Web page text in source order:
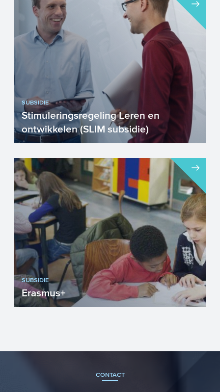
binnen subsidieregeling Europees Sociaal
Fonds Plus (ESF+) wa...
SUBSIDIE
Stimuleringsregeling Leren en
ontwikkelen (SLIM subsidie)
Gaat u als mkb’er investeren in de
leercurve en ontwikkeling van
medewerkers? Of bent u als sa...
SUBSIDIE
Erasmus+
jeugd en niet-formeel leren ...
CONTACT